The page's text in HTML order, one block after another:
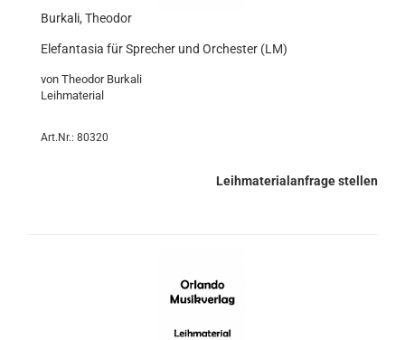
Burkali, Theodor
Elefantasia für Sprecher und Orchester (LM)
von Theodor Burkali
Leihmaterial
Art.Nr.: 80320
Leihmaterialanfrage stellen